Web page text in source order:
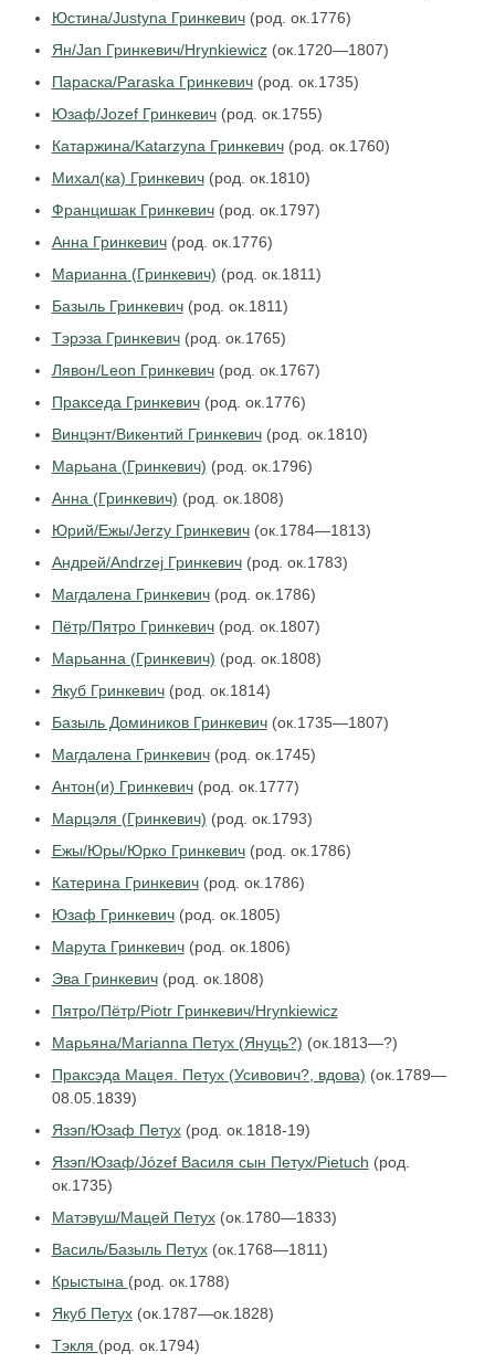
Юстина/Justyna Гринкевич(род. ок.1776)
Ян/Jan Гринкевич/Hrynkiewicz(ок.1720—1807)
Параска/Paraska Гринкевич(род. ок.1735)
Юзаф/Jozef Гринкевич(род. ок.1755)
Катаржина/Katarzyna Гринкевич(род. ок.1760)
Михал(ка) Гринкевич(род. ок.1810)
Францишак Гринкевич(род. ок.1797)
Анна Гринкевич(род. ок.1776)
Марианна (Гринкевич) (род. ок.1811)
Базыль Гринкевич(род. ок.1811)
Тэрэза Гринкевич(род. ок.1765)
Лявон/Leon Гринкевич(род. ок.1767)
Пракседа Гринкевич(род. ок.1776)
Винцэнт/Викентий Гринкевич(род. ок.1810)
Марьана (Гринкевич) (род. ок.1796)
Анна (Гринкевич) (род. ок.1808)
Юрий/Ежы/Jerzy Гринкевич(ок.1784—1813)
Андрей/Andrzej Гринкевич(род. ок.1783)
Магдалена Гринкевич(род. ок.1786)
Пётр/Пятро Гринкевич(род. ок.1807)
Марьанна (Гринкевич) (род. ок.1808)
Якуб Гринкевич(род. ок.1814)
Базыль Домиников Гринкевич(ок.1735—1807)
Магдалена Гринкевич(род. ок.1745)
Антон(и) Гринкевич(род. ок.1777)
Марцэля (Гринкевич) (род. ок.1793)
Ежы/Юры/Юрко Гринкевич(род. ок.1786)
Катерина Гринкевич(род. ок.1786)
Юзаф Гринкевич(род. ок.1805)
Марута Гринкевич(род. ок.1806)
Эва Гринкевич(род. ок.1808)
Пятро/Пётр/Piotr Гринкевич/Hrynkiewicz
Марьяна/Marianna Петух (Януць?) (ок.1813—?)
Праксэда Мацея. Петух (Усивович?, вдова) (ок.1789—
08.05.1839)
Язэп/Юзаф Петух(род. ок.1818-19)
Язэп/Юзаф/Józef Василя сын Петух/Pietuch (род.
ок.1735)
Матэвуш/Мацей Петух(ок.1780—1833)
Василь/Базыль Петух(ок.1768—1811)
Крыстына (род. ок.1788)
Якуб Петух(ок.1787—ок.1828)
Тэкля (род. ок.1794)